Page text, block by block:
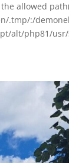
allowed
.tmp/:/
alt/php81/